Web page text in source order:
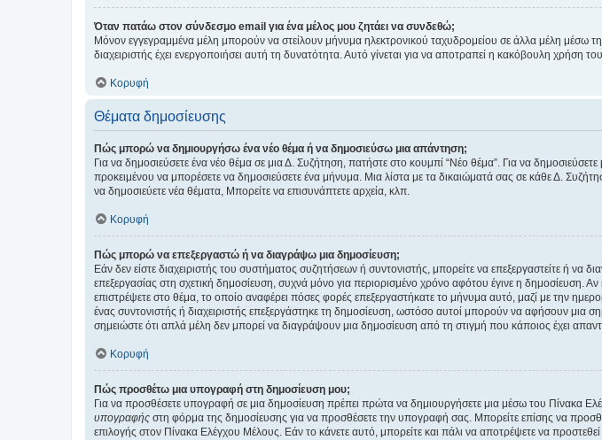
Όταν πατάω στον σύνδεσμο email για ένα μέλος μου ζητάει να συνδεθώ;
Μόνον εγγεγραμμένα μέλη μπορούν να στείλουν μήνυμα ηλεκτρονικού ταχυδρομείου σε άλλα μέλη
διαχειριστής έχει ενεργοποιήσει αυτή τη δυνατότητα. Αυτό γίνεται για να αποτραπεί η κακόβουλη
Κορυφή
Θέματα δημοσίευσης
Πώς μπορώ να δημιουργήσω ένα νέο θέμα ή να δημοσιεύσω μια απάντηση;
Για να δημοσιεύσετε ένα νέο θέμα σε μια Δ. Συζήτηση, πατήστε στο κουμπί “Νέο θέμα”. Για να
προκειμένου να μπορέσετε να δημοσιεύσετε ένα μήνυμα. Μια λίστα με τα δικαιώματά σας σε κάθε Δ.
να δημοσιεύετε νέα θέματα, Μπορείτε να επισυνάπτετε αρχεία, κλπ.
Κορυφή
Πώς μπορώ να επεξεργαστώ ή να διαγράψω μια δημοσίευση;
Εάν δεν είστε διαχειριστής του συστήματος συζητήσεων ή συντονιστής, μπορείτε να επεξεργαστείτε ή
επεξεργασίας στη σχετική δημοσίευση, συχνά μόνο για περιορισμένο χρόνο αφότου έγινε η δημοσίευση.
επιστρέψετε στο θέμα, το οποίο αναφέρει πόσες φορές επεξεργαστήκατε το μήνυμα αυτό, μαζί με την
ένας συντονιστής ή διαχειριστής επεξεργάστηκε τη δημοσίευση, ωστόσο αυτοί μπορούν να αφήσουν μια
σημειώστε ότι απλά μέλη δεν μπορεί να διαγράψουν μια δημοσίευση από τη στιγμή που κάποιος έχει
Κορυφή
Πώς προσθέτω μια υπογραφή στη δημοσίευση μου;
Για να προσθέσετε υπογραφή σε μια δημοσίευση πρέπει πρώτα να δημιουργήσετε μια μέσω του Πίνακα
υπογραφής στη φόρμα της δημοσίευσης για να προσθέσετε την υπογραφή σας. Μπορείτε επίσης να
επιλογής στον Πίνακα Ελέγχου Μέλους. Εάν το κάνετε αυτό, μπορείτε και πάλι να αποτρέψετε να